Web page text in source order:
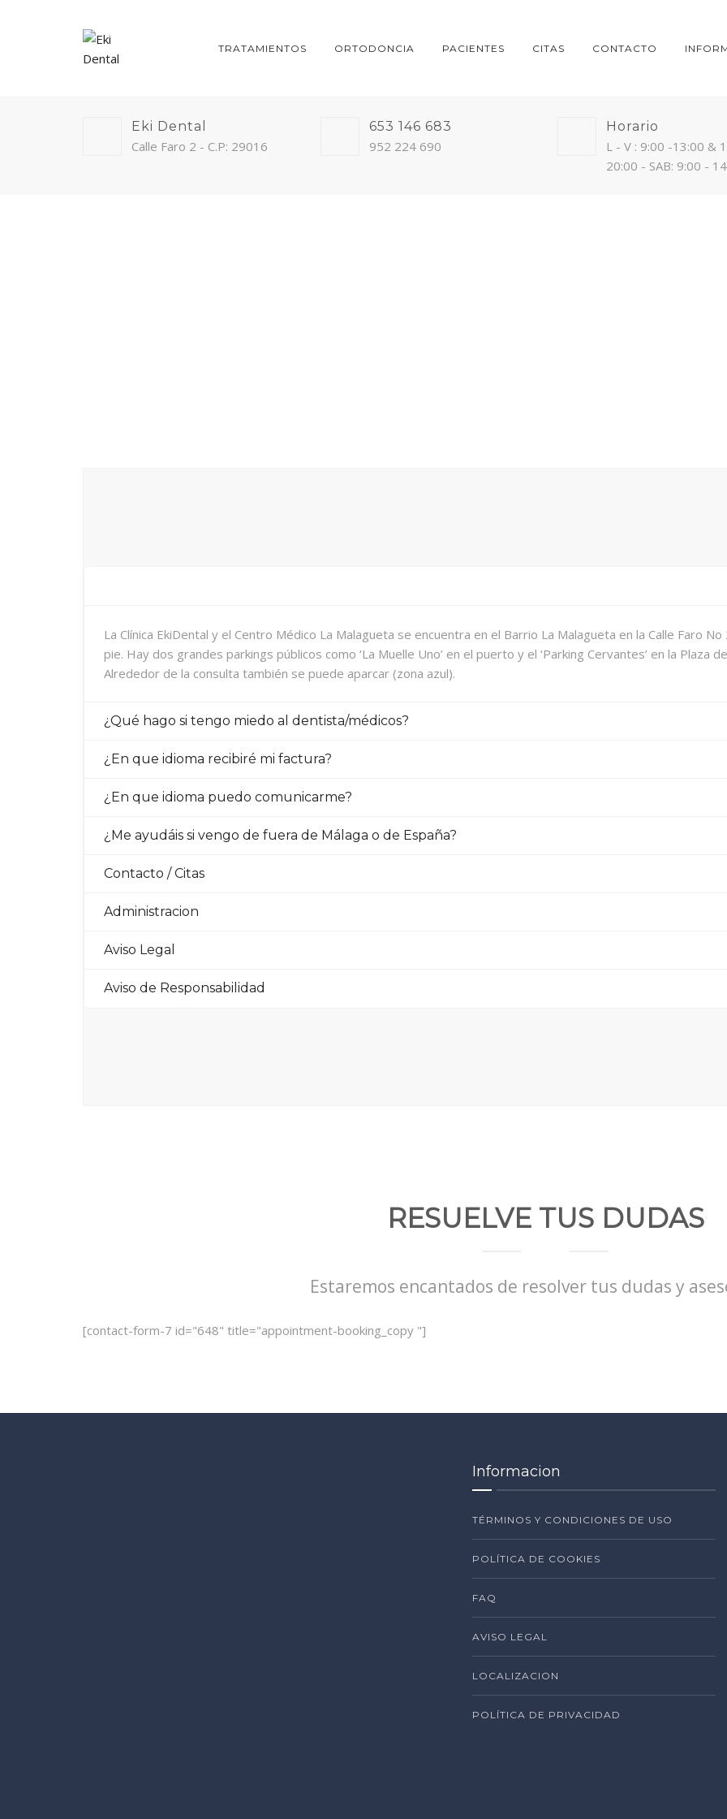
TRATAMIENTOS ORTODONCIA PACIENTES CITAS CONTACTO
Eki Dental
Calle Faro 2 - C.P: 29016
653 146 683
952 224 690
Horario
L - V : 9:00 -13:00 &
20:00 - SAB: 9:00 -
La Clínica EkiDental y el Centro Médico La Malagueta se encuentra en el Barrio La Malagueta en la Calle Faro
pie. Hay dos grandes parkings públicos como ‘La Muelle Uno’ en el puerto y el ‘Parking Cervantes’ en la Plaza
Alrededor de la consulta también se puede aparcar (zona azul).
¿Qué hago si tengo miedo al dentista/médicos?
¿En que idioma recibiré mi factura?
¿En que idioma puedo comunicarme?
¿Me ayudáis si vengo de fuera de Málaga o de España?
Contacto / Citas
Administracion
Aviso Legal
Aviso de Responsabilidad
RESUELVE TUS DUDAS
Estaremos encantados de resolver tus dudas y
[contact-form-7 id="648" title="appointment-booking_copy "]
Informacion
TÉRMINOS Y CONDICIONES DE USO
POLÍTICA DE COOKIES
FAQ
AVISO LEGAL
LOCALIZACION
POLÍTICA DE PRIVACIDAD